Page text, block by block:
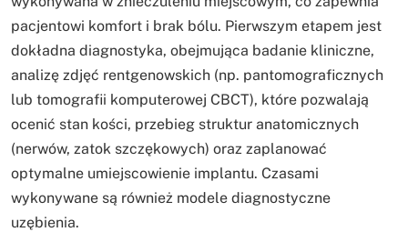
pacjentowi komfort i brak bólu. Pierwszym etapem jest
dokładna diagnostyka, obejmująca badanie kliniczne,
analizę zdjęć rentgenowskich (np. pantomograficznych
lub tomografii komputerowej CBCT), które pozwalają
ocenić stan kości, przebieg struktur anatomicznych
(nerwów, zatok szczękowych) oraz zaplanować
optymalne umiejscowienie implantu. Czasami
wykonywane są również modele diagnostyczne
uzębienia.